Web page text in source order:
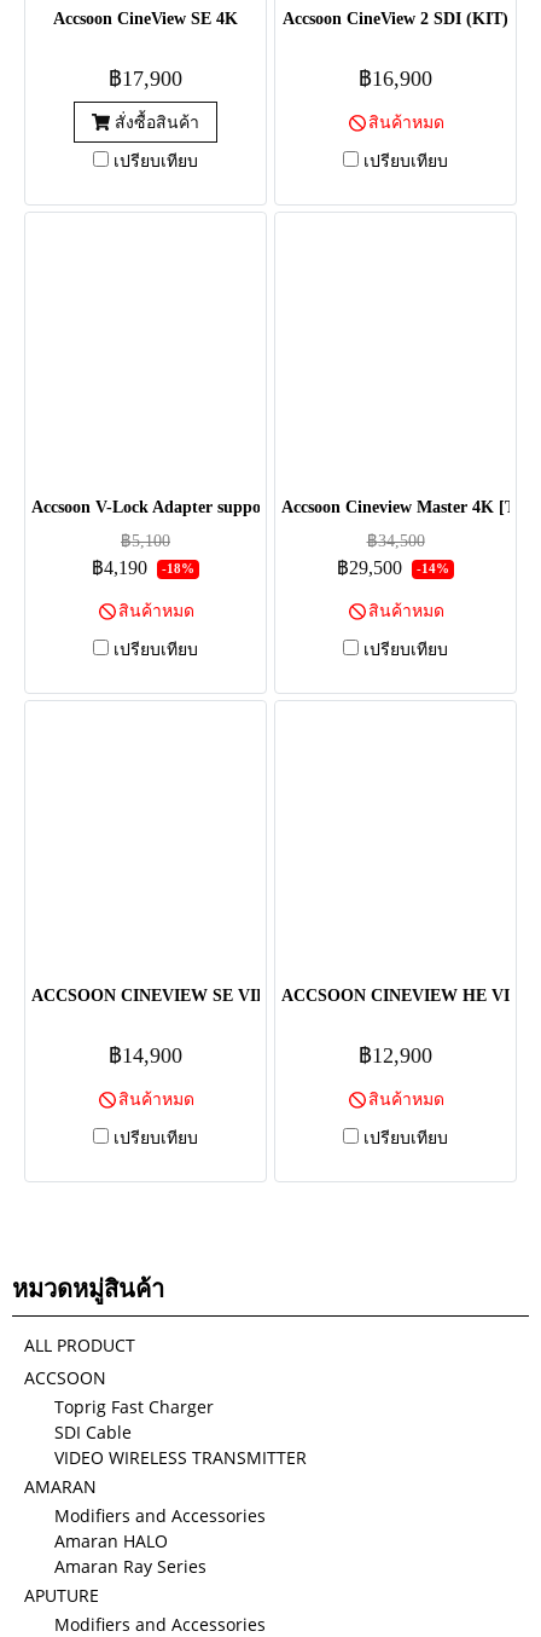
Accsoon CineView SE 4K
฿17,900
สั่งซื้อสินค้า
เปรียบเทียบ
Accsoon CineView 2 SDI (KIT)
฿16,900
สินค้าหมด
เปรียบเทียบ
Accsoon V-Lock Adapter support V-Mount Battery for Accsoon
฿5,100
฿4,190 -18%
สินค้าหมด
เปรียบเทียบ
Accsoon Cineview Master 4K
฿34,500
฿29,500 -14%
สินค้าหมด
เปรียบเทียบ
ACCSOON CINEVIEW SE VIDEO WIRELESS TRANSMITTER
฿14,900
สินค้าหมด
เปรียบเทียบ
ACCSOON CINEVIEW HE
฿12,900
สินค้าหมด
เปรียบเทียบ
หมวดหมู่สินค้า
ALL PRODUCT
ACCSOON
Toprig Fast Charger
SDI Cable
VIDEO WIRELESS TRANSMITTER
AMARAN
Modifiers and Accessories
Amaran HALO
Amaran Ray Series
APUTURE
Modifiers and Accessories